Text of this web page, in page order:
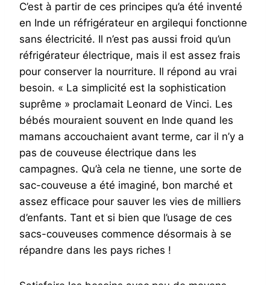
C’est à partir de ces principes qu’a été inventé
en Inde un réfrigérateur en argilequi fonctionne
sans électricité. Il n’est pas aussi froid qu’un
réfrigérateur électrique, mais il est assez frais
pour conserver la nourriture. Il répond au vrai
besoin. « La simplicité est la sophistication
suprême » proclamait Leonard de Vinci. Les
bébés mouraient souvent en Inde quand les
mamans accouchaient avant terme, car il n’y a
pas de couveuse électrique dans les
campagnes. Qu’à cela ne tienne, une sorte de
sac-couveuse a été imaginé, bon marché et
assez efficace pour sauver les vies de milliers
d’enfants. Tant et si bien que l’usage de ces
sacs-couveuses commence désormais à se
répandre dans les pays riches !